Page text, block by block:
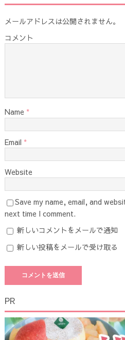
メールアドレスは公開されません。
コメント
Name *
Email *
Website
Save my name, email, and
next time I comment.
新しいコメントをメールで通知
新しい投稿をメールで受け取る
PR